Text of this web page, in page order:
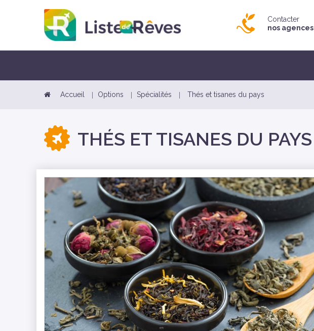
Contacter
nos agences
Accueil Options Spécialités Thés et tisanes du pays
THÉS ET TISANES DU PAYS